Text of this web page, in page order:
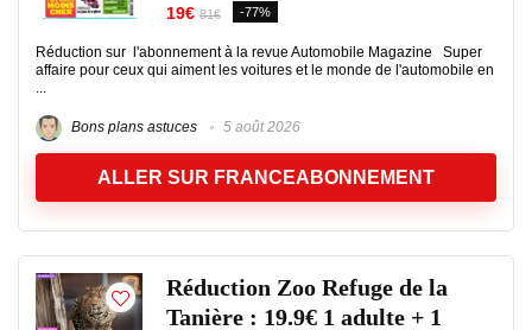
19€ 81€ -77%
Réduction sur l'abonnement à la revue Automobile Magazine Super
affaire pour ceux qui aiment les voitures et le monde de l'automobile en
...
Bons plans astuces 5 août 2026
ALLER SUR FRANCEABONNEMENT
Réduction Zoo Refuge de la
Tanière : 19.9€ 1 adulte + 1